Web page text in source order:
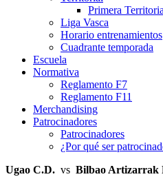
Primera
Liga Vasca
Horario entrenamientos
Cuadrante temporada
Escuela
Normativa
Reglamento F7
Reglamento F11
Merchandising
Patrocinadores
Patrocinadores
¿Por qué ser
Ugao C.D. vs Bilbao Artizarrak